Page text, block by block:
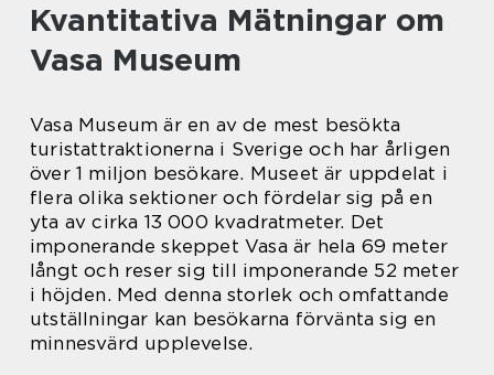
Kvantitativa Mätningar om
Vasa Museum
Vasa Museum är en av de mest besökta
turistattraktionerna i Sverige och har årligen
över 1 miljon besökare. Museet är uppdelat i
flera olika sektioner och fördelar sig på en
yta av cirka 13 000 kvadratmeter. Det
imponerande skeppet Vasa är hela 69 meter
långt och reser sig till imponerande 52 meter
i höjden. Med denna storlek och omfattande
utställningar kan besökarna förvänta sig en
minnesvärd upplevelse.